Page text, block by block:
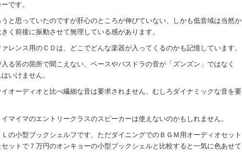
です。
と思っていたのですが肝心のところが伸びていない、しかも低音域は当然か
く前後に振動させて無理している感があります。
レンス用のＣＤは、どこでどんな楽器が入ってくるのかも記憶しています。
る筈の箇所で聞こえない、ベースやバスドラの音が「ズンズン」ではなく
いけません。
オーディオと比べ繊細な音は要求されません、むしろダイナミックな音を要
マイマのエントリークラスのスピーカーは使えないのかもしれません。
の小型ブックシェルフです、ただダイニングでのＢＧＭ用オーディオセット
ットで７万円のオンキョーの小型ブックシェルと比較すると一気に色あせて